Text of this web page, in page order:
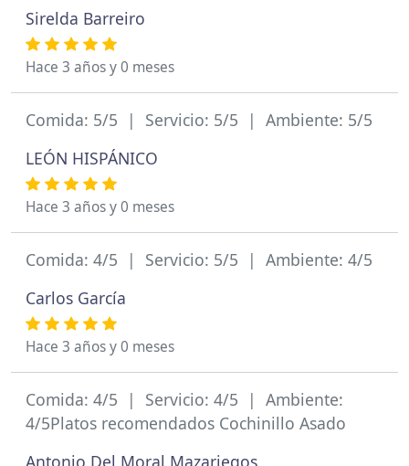
Sirelda Barreiro
Hace 3 años y 0 meses
Comida: 5/5 | Servicio: 5/5 | Ambiente: 5/5
LEÓN HISPÁNICO
Hace 3 años y 0 meses
Comida: 4/5 | Servicio: 5/5 | Ambiente: 4/5
Carlos García
Hace 3 años y 0 meses
Comida: 4/5 | Servicio: 4/5 | Ambiente:
4/5Platos recomendados Cochinillo Asado
Antonio Del Moral Mazariegos